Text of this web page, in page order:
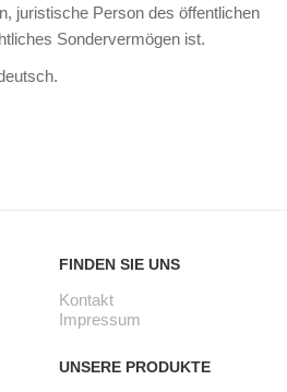
juristische Person des öffentlichen
Sondervermögen ist.
FINDEN SIE UNS
Kontakt
Impressum
UNSERE PRODUKTE